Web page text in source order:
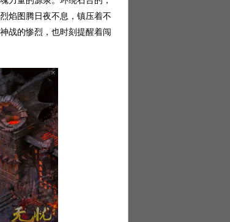
焰图腾日夜不息，镇压着不
战的惨烈，也时刻提醒着闯